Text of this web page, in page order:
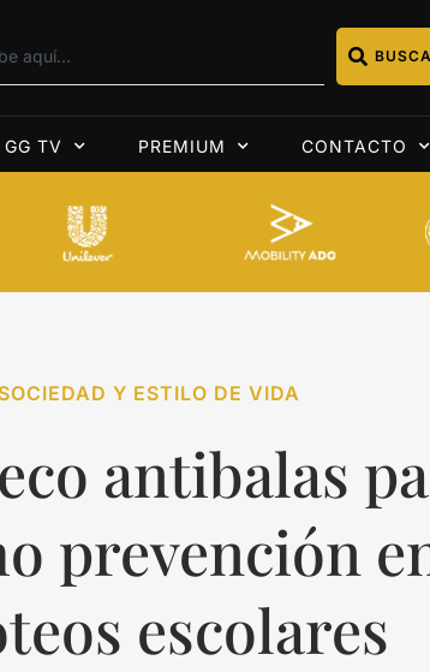
GG TV PREMIUM CONTACTO
SOCIEDAD Y ESTILO DE VIDA
antibalas
prevención
escolares